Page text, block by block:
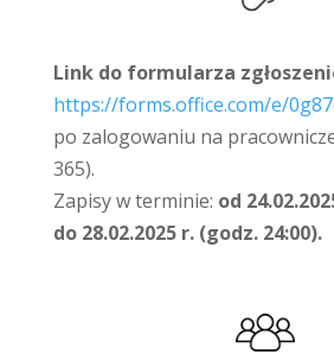
Link do formularza
https://forms.office.com/e/
po zalogowaniu na
365).
Zapisy w terminie: od
do 28.02.2025 r. (godz. 24:00).